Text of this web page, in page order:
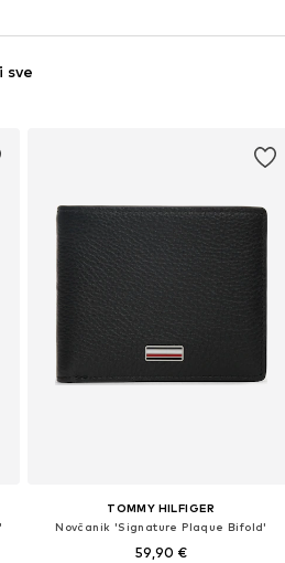
sve
TOMMY HILFIGER
Novčanik 'Signature Plaque Bifold'
59,90 €